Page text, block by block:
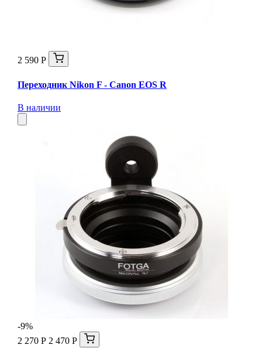
2 590 Р
Переходник Nikon F - Canon EOS R
В наличии
-9%
2 270 Р 2 470 Р